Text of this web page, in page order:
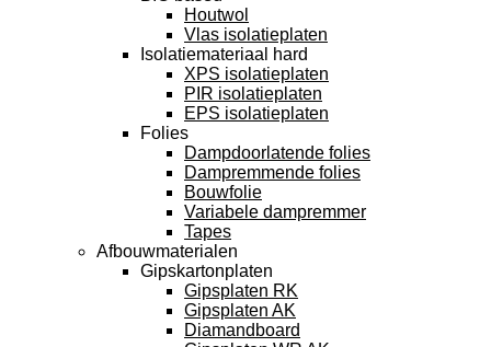
Houtwol
Vlas isolatieplaten
Isolatiemateriaal hard
XPS isolatieplaten
PIR isolatieplaten
EPS isolatieplaten
Folies
Dampdoorlatende folies
Dampremmende folies
Bouwfolie
Variabele dampremmer
Tapes
Afbouwmaterialen
Gipskartonplaten
Gipsplaten RK
Gipsplaten AK
Diamandboard